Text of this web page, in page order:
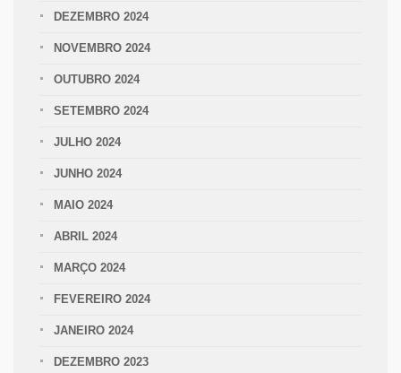
DEZEMBRO 2024
NOVEMBRO 2024
OUTUBRO 2024
SETEMBRO 2024
JULHO 2024
JUNHO 2024
MAIO 2024
ABRIL 2024
MARÇO 2024
FEVEREIRO 2024
JANEIRO 2024
DEZEMBRO 2023